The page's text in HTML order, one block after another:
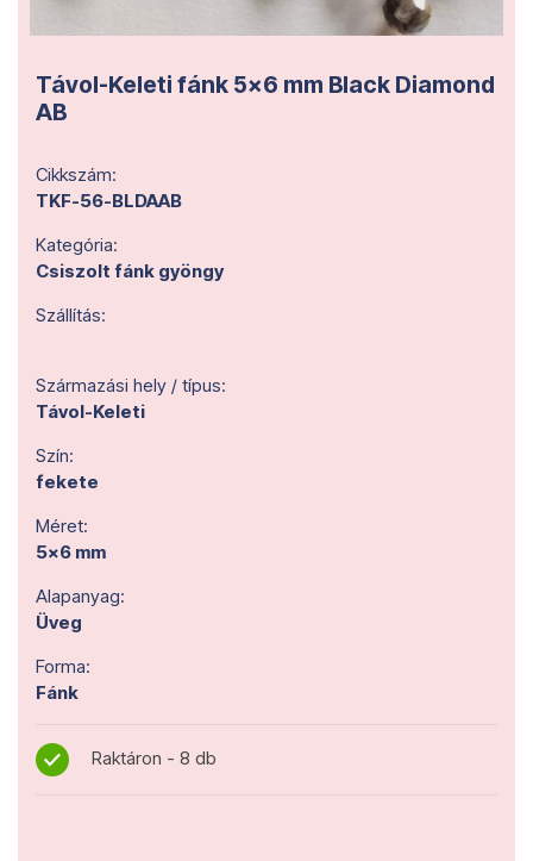
Távol-Keleti fánk 5x6 mm Black Diamond
AB
Cikkszám:
TKF-56-BLDAAB
Kategória:
Csiszolt fánk gyöngy
Szállítás:
Származási hely / típus:
Távol-Keleti
Szín:
fekete
Méret:
5x6 mm
Alapanyag:
Üveg
Forma:
Fánk
Raktáron - 8 db